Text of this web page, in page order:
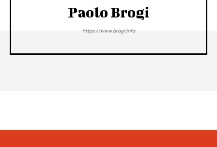
Paolo Brogi
https://www.brogi.info